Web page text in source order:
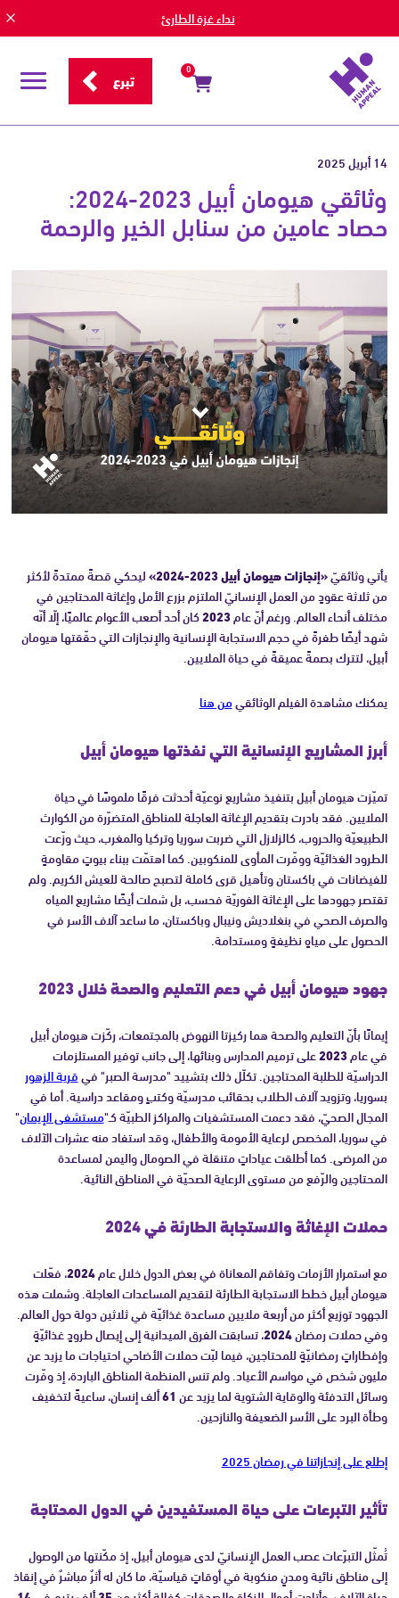
نداء غزة الطارئ
0 تبرع
قائمة
14 أبريل 2025
وثائقي هيومان أبيل 2023-2024:
حصاد عامين من سنابل الخير والرحمة
يأتي وثائقيّ«إنجازات هيومان أبيل 2023-2024»
ليحكي قصةً ممتدةً لأكثر
من ثلاثة عقودٍ من العمل الإنسانيّ الملتزم بزرع الأمل وإغاثة المحتاجين في
مختلف أنحاء العالم. ورغم أنّ عام2023كان أحد أصعب الأعوام عالميًا، إلّا أنّه
شهد أيضًا طفرةً في حجم الاستجابة الإنسانية والإنجازات التي حقّقتها هيومان
أبيل، لتترك بصمةً عميقةً في حياة الملايين.
يمكنك مشاهدة الفيلم الوثائقيمن هنا
أبرز المشاريع الإنسانية التي نفذتها هيومان أبيل
تميّزت هيومان أبيل بتنفيذ مشاريع نوعيّة أحدثت فرقًا ملموسًا في حياة
الملايين. فقد بادرت بتقديم الإغاثة العاجلة للمناطق المتضرّرة من الكوارث
الطبيعيّة والحروب، كالزلازل التي ضربت سوريا وتركيا والمغرب، حيث وزّعت
الطرود الغذائيّة ووفّرت المأوى للمنكوبين. كما اهتمّت ببناء بيوتٍ مقاومةٍ
للفيضانات في باكستان وتأهيل قرى كاملة لتصبح صالحة للعيش الكريم. ولم
تقتصر جهودها على الإغاثة الفوريّة فحسب، بل شملت أيضًا مشاريع المياه
والصرف الصحي في بنغلاديش ونيبال وباكستان، ما ساعد آلاف الأسر في
الحصول على مياهٍ نظيفةٍ ومستدامة.
جهود هيومان أبيل في دعم التعليم والصحة خلال 2023
إيمانًا بأنّ التعليم والصحة هما ركيزتا النهوض بالمجتمعات، ركّزت هيومان أبيل
في عام2023على ترميم المدارس وبنائها، إلى جانب توفير المستلزمات
الدراسيّة للطلبة المحتاجين. تكلّل ذلك بتشييد "مدرسة الصبر" فيقرية الزهور
بسوريا، وتزويد آلاف الطلاب بحقائب مدرسيّة وكتبٍ ومقاعد دراسية. أما في
المجال الصحيّ، فقد دعمت المستشفيات والمراكز الطبيّة كـ"مستشفى الإيمان"
في سوريا، المخصص لرعاية الأمومة والأطفال، وقد استفاد منه عشرات الآلاف
من المرضى. كما أطلقت عياداتٍ متنقلة في الصومال واليمن لمساعدة
المحتاجين والرّفع من مستوى الرعاية الصحيّة في المناطق النائية.
حملات الإغاثة والاستجابة الطارئة في2024
مع استمرار الأزمات وتفاقم المعاناة في بعض الدول خلال عام2024، فعّلت
هيومان أبيل خطط الاستجابة الطارئة لتقديم المساعدات العاجلة. وشملت هذه
الجهود توزيع أكثر من أربعة ملايين مساعدة غذائيّة في ثلاثين دولة حول العالم.
وفي حملات رمضان2024، تسابقت الفرق الميدانية إلى إيصال طرودٍ غذائيّةٍ
وإفطاراتٍ رمضانيّةٍ للمحتاجين، فيما لبّت حملات الأضاحي احتياجات ما يزيد عن
مليون شخص في مواسم الأعياد. ولم تنس المنظمة المناطق الباردة، إذ وفّرت
وسائل التدفئة والوقاية الشتوية لما يزيد عن61ألف إنسان، ساعيةً لتخفيف
وطأة البرد على الأسر الضعيفة والنازحين.
إطلع على إنجازاتنا في رمضان 2025
تأثير التبرعات على حياة المستفيدين في الدول المحتاجة
تُمثّل التبرّعات عصب العمل الإنسانيّ لدى هيومان أبيل، إذ مكّنتها من الوصول
إلى مناطق نائية ومدنٍ منكوبة في أوقاتٍ قياسيّة، ما كان له أثرٌ مباشرٌ في إنقاذ